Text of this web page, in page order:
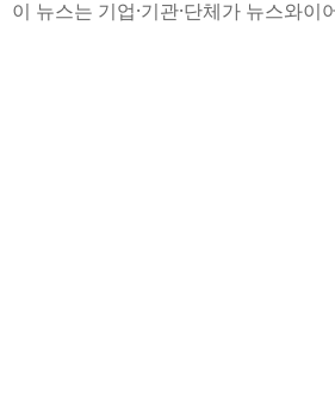
이 뉴스는 기업·기관·단체가 뉴스와